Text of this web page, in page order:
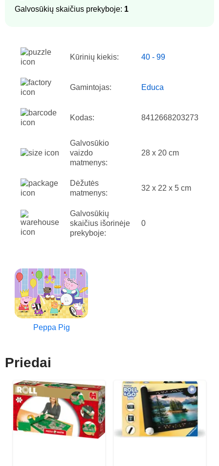
Galvosūkių skaičius prekyboje: 1
Kūrinių kiekis: 40 - 99
Gamintojas: Educa
Kodas: 8412668203273
Galvosūkio
vaizdo
matmenys:
28 x 20 cm
Dėžutės
matmenys:
32 x 22 x 5 cm
Galvosūkių
skaičius išorinėje
prekyboje:
0
Peppa Pig
Priedai